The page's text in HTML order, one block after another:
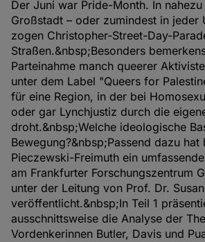
Der Juni war Pride-Month. In
Großstadt – oder zumindest in jeder
zogen Christopher-Street-Day-
Straßen.&nbsp;Besonders
Parteinahme manch queerer
unter dem Label "Queers for
für eine Region, in der bei
oder gar Lynchjustiz durch die
droht.&nbsp;Welche ideologische
Bewegung?&nbsp;Passend dazu
Pieczewski-Freimuth ein
am Frankfurter Forschungszentrum
unter der Leitung von Prof. Dr.
veröffentlicht.&nbsp;In Teil 1
ausschnittsweise die Analyse der
Vordenkerinnen Butler, Davis und